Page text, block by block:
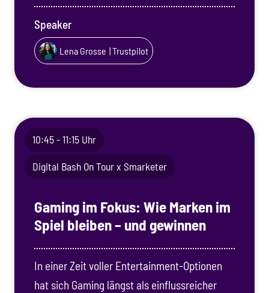
Speaker
Lena Grosse | Trustpilot
10:45 - 11:15 Uhr
Digital Bash On Tour x Smarketer
Gaming im Fokus: Wie Marken im
Spiel bleiben – und gewinnen
In einer Zeit voller Entertainment-Optionen
hat sich Gaming längst als einflussreicher